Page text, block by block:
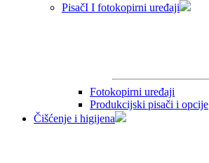
PisačI I fotokopirni uređaji
Fotokopirni uređaji
Produkcijski pisači i opcije
Čišćenje i higijena